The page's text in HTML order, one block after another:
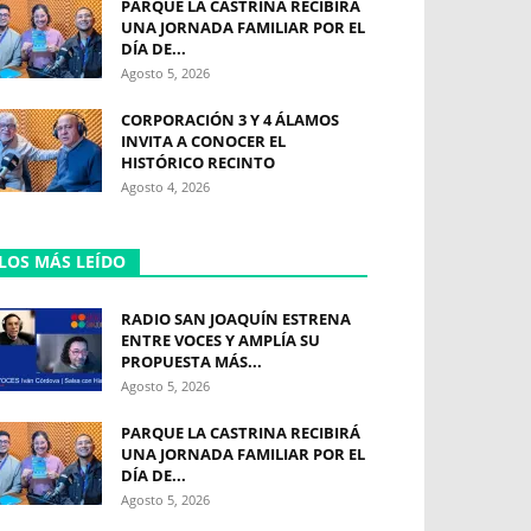
PARQUE LA CASTRINA RECIBIRÁ
UNA JORNADA FAMILIAR POR EL
DÍA DE...
Agosto 5, 2026
CORPORACIÓN 3 Y 4 ÁLAMOS
INVITA A CONOCER EL
HISTÓRICO RECINTO
Agosto 4, 2026
MÁS LEÍDO
RADIO SAN JOAQUÍN ESTRENA
ENTRE VOCES Y AMPLÍA SU
PROPUESTA MÁS...
Agosto 5, 2026
PARQUE LA CASTRINA RECIBIRÁ
UNA JORNADA FAMILIAR POR EL
DÍA DE...
Agosto 5, 2026